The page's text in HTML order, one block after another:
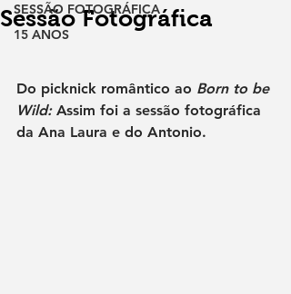
SESSÃO FOTOGRÁFICA
15 ANOS
Sessão Fotográfica
Do picknick romântico ao Born to be
Wild: Assim foi a sessão fotográfica
da Ana Laura e do Antonio.